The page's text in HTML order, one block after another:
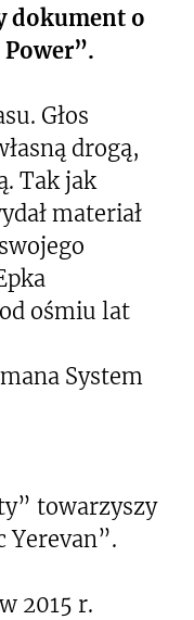
dokument o
Głos
drogą,
Tak jak
materiał
ośmiu lat
System
towarzyszy
Yerevan”.
2015 r.